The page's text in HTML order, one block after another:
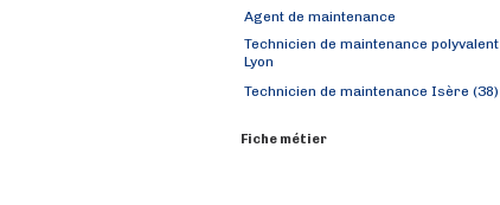
Agent de maintenance
Technicien de maintenance polyvalent
Lyon
Technicien de maintenance Isère (38)
Fiche métier